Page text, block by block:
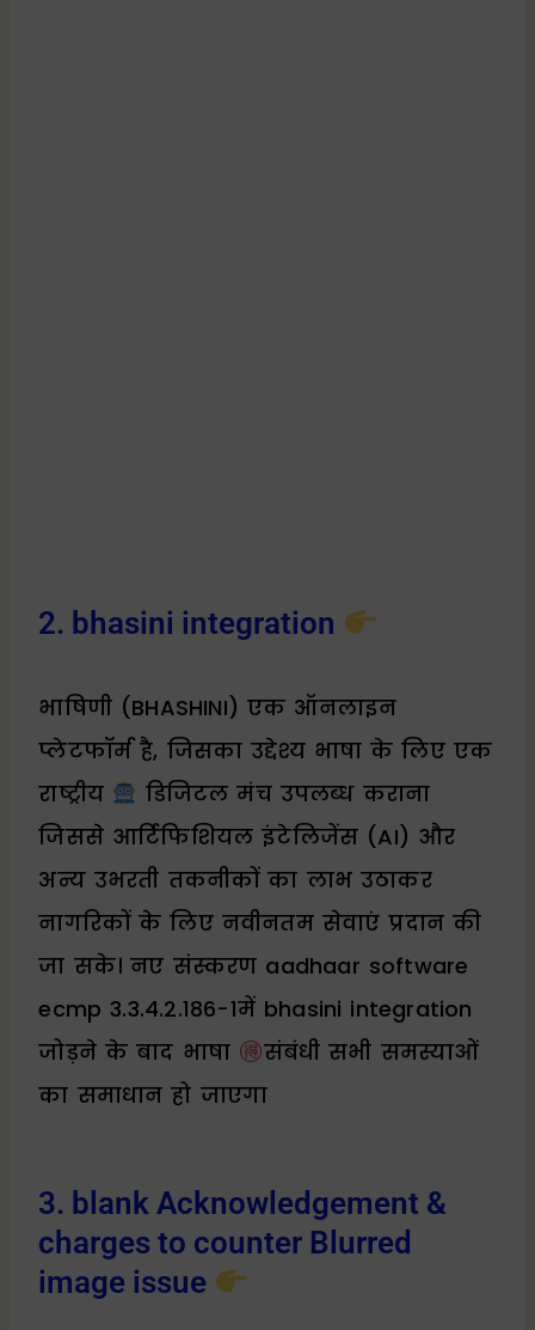
2. bhasini integration
भाषिणी (BHASHINI) एक ऑनलाइन
प्लेटफॉर्म है, जिसका उद्देश्य भाषा के लिए एक
राष्ट्रीय
डिजिटल मंच उपलब्ध कराना
जिससे आर्टिफिशियल इंटेलिजेंस (AI) और
अन्य उभरती तकनीकों का लाभ उठाकर
नागरिकों के लिए नवीनतम सेवाएं प्रदान की
जा सके। नए संस्करण aadhaar software
ecmp 3.3.4.2.186-1में bhasini integration
जोड़ने के बाद भाषा
संबंधी सभी समस्याओं
का समाधान हो जाएगा
3. blank Acknowledgement &
charges to counter Blurred
image issue